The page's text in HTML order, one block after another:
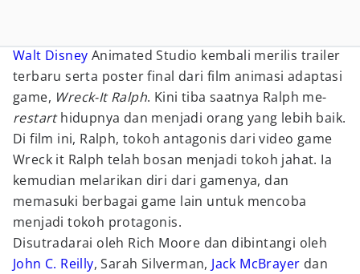
Walt Disney Animated Studio kembali merilis trailer
terbaru serta poster final dari film animasi adaptasi
game, Wreck-It Ralph. Kini tiba saatnya Ralph me-
restarthidupnya dan menjadi orang yang lebih baik.
Di film ini, Ralph, tokoh antagonis dari video game
Wreck it Ralph telah bosan menjadi tokoh jahat. Ia
kemudian melarikan diri dari gamenya, dan
memasuki berbagai game lain untuk mencoba
menjadi tokoh protagonis.
Disutradarai oleh Rich Moore dan dibintangi oleh
John C. Reilly, Sarah Silverman, Jack McBrayer dan